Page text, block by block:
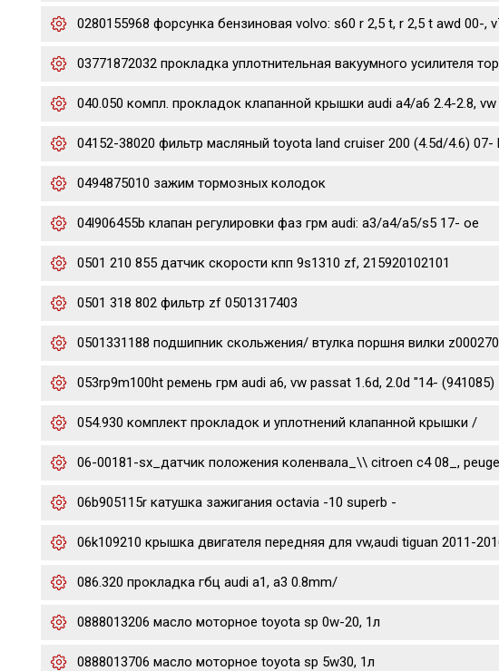
0280155968 форсунка бензиновая volvo: s60 r 2,5 t, r 2,5 t awd 00-,
03771872032 прокладка уплотнительная вакуумного усилителя
040.050 компл. прокладок клапанной крышки audi a4/a6 2.4-2.8,
04152-38020 фильтр масляный toyota land cruiser 200 (4.5d/4.6) 07-
0494875010 зажим тормозных колодок
04l906455b клапан регулировки фаз грм audi: a3/a4/a5/s5 17- oe
0501 210 855 датчик скорости кпп 9s1310 zf, 215920102101
0501 318 802 фильтр zf 0501317403
0501331188 подшипник скольжения/ втулка поршня вилки
053rp9m100ht ремень грм audi a6, vw passat 1.6d, 2.0d "14- (941085)
054.930 комплект прокладок и уплотнений клапанной крышки /
06-00181-sx_датчик положения коленвала_\\ citroen c4 08_,
06b905115r катушка зажигания octavia -10 superb -
06k109210 крышка двигателя передняя для vw,audi tiguan 2011-
086.320 прокладка гбц audi a1, a3 0.8mm/
0888013206 масло моторное toyota sp 0w-20, 1л
0888013706 масло моторное toyota sp 5w30, 1л